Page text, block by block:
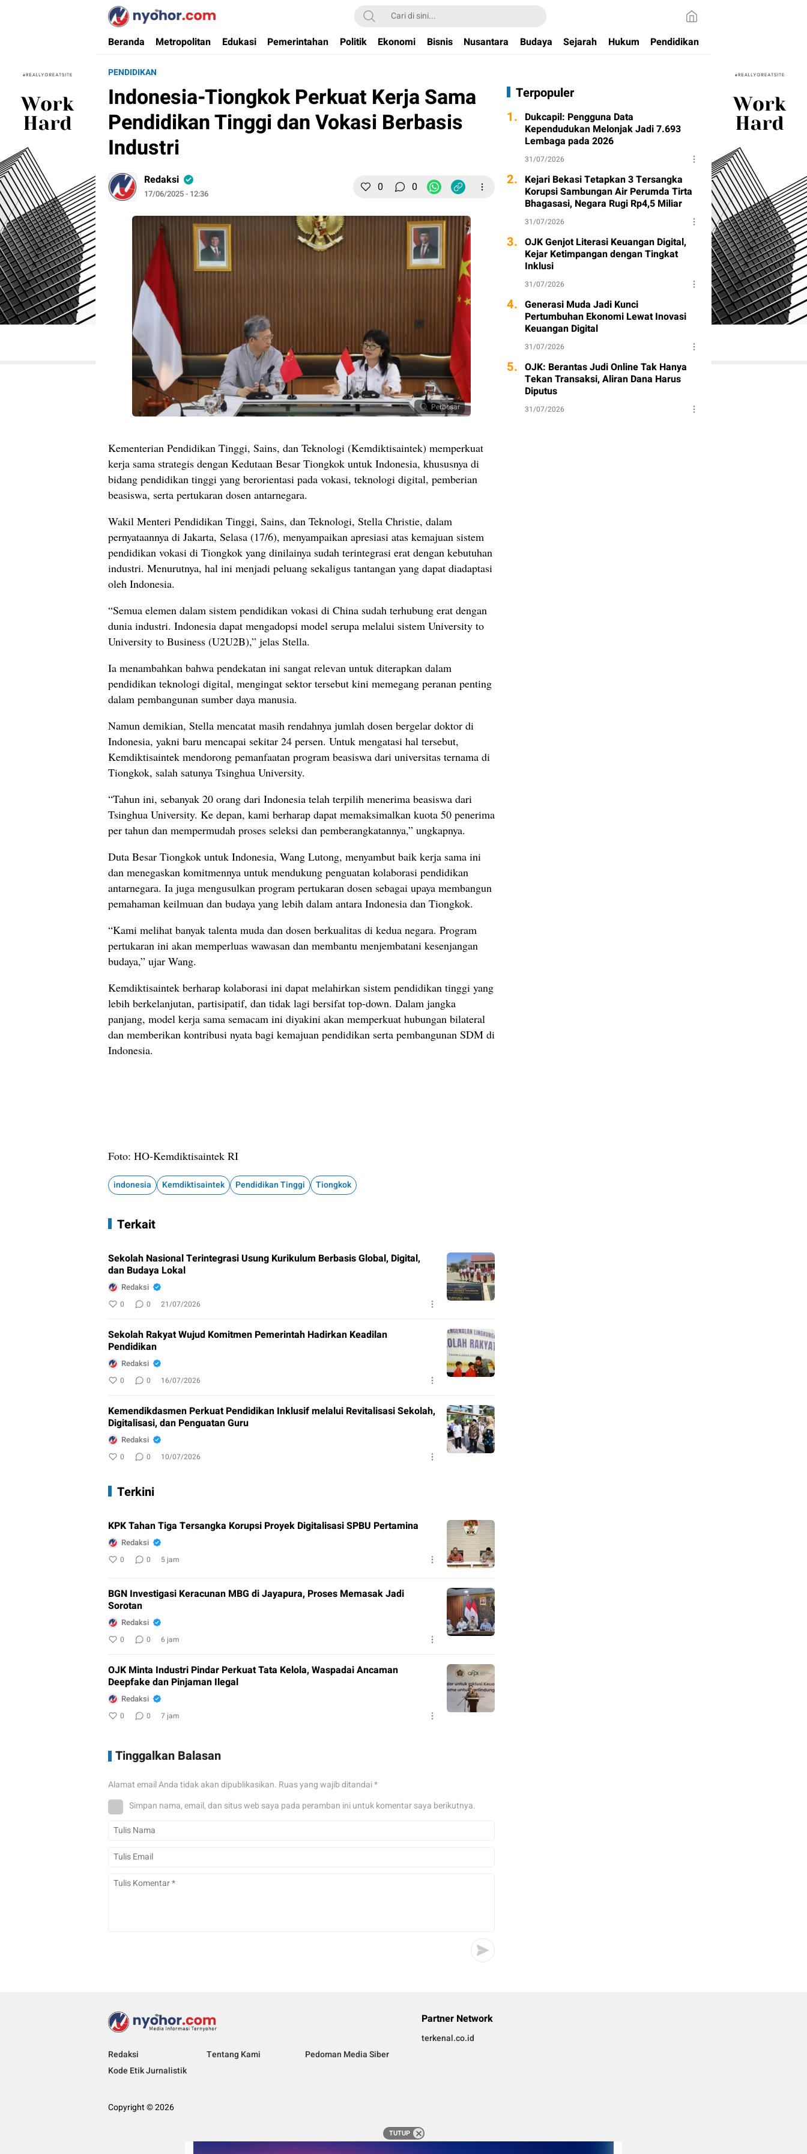
Nyohor.com
Media Informasi Ternyohor
Beranda Metropolitan Edukasi Pemerintahan Politik Ekonomi Bisnis Nusantara Budaya Sejarah Hukum Pendidikan
PENDIDIKAN
Indonesia-Tiongkok Perkuat Kerja Sama
Pendidikan Tinggi dan Vokasi Berbasis
Industri
Redaksi
17/06/2025 - 12:36 0 0
Perbesar
Kementerian Pendidikan Tinggi, Sains, dan Teknologi (Kemdiktisaintek) memperkuat
kerja sama strategis dengan Kedutaan Besar Tiongkok untuk Indonesia, khususnya di
bidang pendidikan tinggi yang berorientasi pada vokasi, teknologi digital, pemberian
beasiswa, serta pertukaran dosen antarnegara.
Wakil Menteri Pendidikan Tinggi, Sains, dan Teknologi, Stella Christie, dalam
pernyataannya di Jakarta, Selasa (17/6), menyampaikan apresiasi atas kemajuan sistem
pendidikan vokasi di Tiongkok yang dinilainya sudah terintegrasi erat dengan kebutuhan
industri. Menurutnya, hal ini menjadi peluang sekaligus tantangan yang dapat diadaptasi
oleh Indonesia.
“Semua elemen dalam sistem pendidikan vokasi di China sudah terhubung erat dengan
dunia industri. Indonesia dapat mengadopsi model serupa melalui sistem University to
University to Business (U2U2B),” jelas Stella.
Ia menambahkan bahwa pendekatan ini sangat relevan untuk diterapkan dalam
pendidikan teknologi digital, mengingat sektor tersebut kini memegang peranan penting
dalam pembangunan sumber daya manusia.
Namun demikian, Stella mencatat masih rendahnya jumlah dosen bergelar doktor di
Indonesia, yakni baru mencapai sekitar 24 persen. Untuk mengatasi hal tersebut,
Kemdiktisaintek mendorong pemanfaatan program beasiswa dari universitas ternama di
Tiongkok, salah satunya Tsinghua University.
“Tahun ini, sebanyak 20 orang dari Indonesia telah terpilih menerima beasiswa dari
Tsinghua University. Ke depan, kami berharap dapat memaksimalkan kuota 50 penerima
per tahun dan mempermudah proses seleksi dan pemberangkatannya,” ungkapnya.
Duta Besar Tiongkok untuk Indonesia, Wang Lutong, menyambut baik kerja sama ini
dan menegaskan komitmennya untuk mendukung penguatan kolaborasi pendidikan
antarnegara. Ia juga mengusulkan program pertukaran dosen sebagai upaya membangun
pemahaman keilmuan dan budaya yang lebih dalam antara Indonesia dan Tiongkok.
“Kami melihat banyak talenta muda dan dosen berkualitas di kedua negara. Program
pertukaran ini akan memperluas wawasan dan membantu menjembatani kesenjangan
budaya,” ujar Wang.
Kemdiktisaintek berharap kolaborasi ini dapat melahirkan sistem pendidikan tinggi yang
lebih berkelanjutan, partisipatif, dan tidak lagi bersifat top-down. Dalam jangka
panjang, model kerja sama semacam ini diyakini akan memperkuat hubungan bilateral
dan memberikan kontribusi nyata bagi kemajuan pendidikan serta pembangunan SDM di
Indonesia.
Foto: HO-Kemdiktisaintek RI
indonesia Kemdiktisaintek Pendidikan Tinggi Tiongkok
Terkait
Sekolah Nasional Terintegrasi Usung Kurikulum Berbasis Global, Digital,
dan Budaya Lokal
Redaksi
0 0 21/07/2026
Sekolah Rakyat Wujud Komitmen Pemerintah Hadirkan Keadilan
Pendidikan
Redaksi
0 0 16/07/2026
Kemendikdasmen Perkuat Pendidikan Inklusif melalui Revitalisasi Sekolah,
Digitalisasi, dan Penguatan Guru
Redaksi
0 0 10/07/2026
Terkini
KPK Tahan Tiga Tersangka Korupsi Proyek Digitalisasi SPBU Pertamina
Redaksi
0 0 5 jam
BGN Investigasi Keracunan MBG di Jayapura, Proses Memasak Jadi
Sorotan
Redaksi
0 0 6 jam
OJK Minta Industri Pindar Perkuat Tata Kelola, Waspadai Ancaman
Deepfake dan Pinjaman Ilegal
Redaksi
0 0 7 jam
Tinggalkan Balasan
Alamat email Anda tidak akan dipublikasikan. Ruas yang wajib ditandai*
Simpan nama, email, dan situs web saya pada peramban ini untuk komentar saya berikutnya.
Terpopuler
1. Dukcapil: Pengguna Data
Kependudukan Melonjak Jadi 7.693
Lembaga pada 2026
31/07/2026
2. Kejari Bekasi Tetapkan 3 Tersangka
Korupsi Sambungan Air Perumda Tirta
Bhagasasi, Negara Rugi Rp4,5 Miliar
31/07/2026
3. OJK Genjot Literasi Keuangan Digital,
Kejar Ketimpangan dengan Tingkat
Inklusi
31/07/2026
4. Generasi Muda Jadi Kunci
Pertumbuhan Ekonomi Lewat Inovasi
Keuangan Digital
31/07/2026
5. OJK: Berantas Judi Online Tak Hanya
Tekan Transaksi, Aliran Dana Harus
Diputus
31/07/2026
Redaksi Tentang Kami
Pedoman Media Siber
Kode Etik Jurnalistik
Partner Network
terkenal.co.id
Copyright © 2026
TUTUP